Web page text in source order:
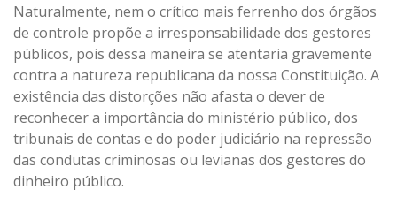
Naturalmente, nem o crítico mais ferrenho dos órgãos
de controle propõe a irresponsabilidade dos gestores
públicos, pois dessa maneira se atentaria gravemente
contra a natureza republicana da nossa Constituição. A
existência das distorções não afasta o dever de
reconhecer a importância do ministério público, dos
tribunais de contas e do poder judiciário na repressão
das condutas criminosas ou levianas dos gestores do
dinheiro público.